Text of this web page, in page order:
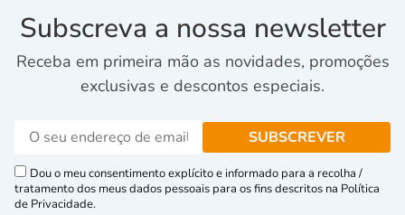
Subscreva a nossa newsletter
Receba em primeira mão as novidades, promoções
exclusivas e descontos especiais.
Dou o meu consentimento explícito e informado para a recolha /
tratamento dos meus dados pessoais para os fins descritos na Política
de Privacidade.